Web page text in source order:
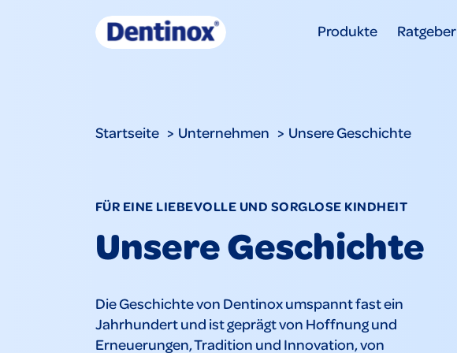
Produkte Ratgeber
Startseite Unternehmen Unsere Geschichte
FÜR EINE LIEBEVOLLE UND SORGLOSE KINDHEIT
Unsere Geschichte
Die Geschichte von Dentinox umspannt fast ein
Jahrhundert und ist geprägt von Hoffnung und
Erneuerungen, Tradition und Innovation, von